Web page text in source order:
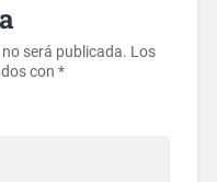
será publicada. Los
con *